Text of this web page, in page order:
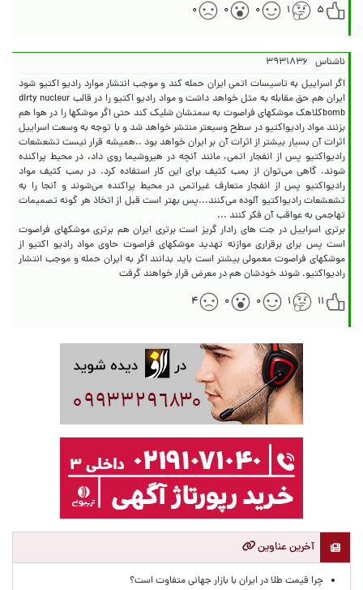
۵ ۱ ۰ ۰ ۰
ناشناس ۳۹۳۱۸۳۶
اگر اسراییل به تاسیسات اتمی ایران حمله کند و موجب انتشار موارد رادیو اکتیو شود
ایران هم حق مقابله به مثل خواهد داشت و مواد رادیو اکتیو را در قالب dirty nucleur
bombکلاهک موشکهای فراصوت به سمتشان شلیک کند حتی اگر موشکها را در هوا هم
بزنند مواد رادیواکتیو در سطح وسیعتر منتشر خواهد شد و با توجه به وسعت اسراییل
اثرات آن بسیار بیشتر از اثرات آن بر ایران خواهد بود ..همیشه قرار نیست تشعشعات
رادیواکتیو پس از انفجار اتمی، مانند آنچه در هیروشیما روی داد، در محیط پراکنده
شوند. گاهی می‌توان از بمب کثیف برای این کار استفاده کرد. در بمب کثیف مواد
رادیواکتیو پس از انفجار متعارف غیراتمی در محیط پراکنده می‌شوند و آنجا را به
تشعشعات رادیواکتیو آلوده می‌کنند...پس بهتر است قبل از اتخاذ هر گونه تصمیمات
برتری اسراییل در جت های رادار گریز است برتری ایران هم برتری موشکهای فراصوت
است پس برای برقراری موازنه تهدید موشکهای فراصوت حاوی مواد رادیو اکتیو از
موشکهای فراصوت معمولی بیشتر است باید بدانند اگر به ایران حمله و موجب انتشار
رادیواکتیو. شوند خودشان هم در معرض قرار خواهند گرفت
۱۱
۱ ۰ ۰ ۴
آخرین عناوین
چرا قیمت طلا در ایران با بازار جهانی متفاوت است؟